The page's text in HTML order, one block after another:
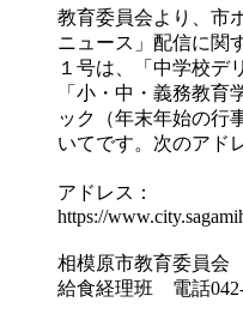
教育委員会より、市
ニュース」配信に関
１号は、「中学校デ
「小・中・義務教
ック（年末年始の行
いてです。次のアド
アドレス：
https://
相模原市教育委員
給食経理班 電話042-